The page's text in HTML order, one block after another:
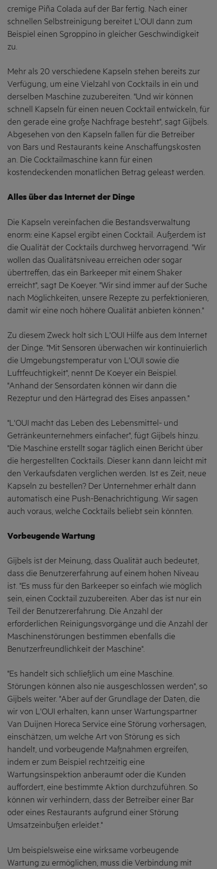
cremige Piña Colada auf der Bar fertig. Nach einer
schnellen Selbstreinigung bereitet L'OUI dann zum
Beispiel einen Sgroppino in gleicher Geschwindigkeit
zu.
Mehr als 20 verschiedene Kapseln stehen bereits zur
Verfügung, um eine Vielzahl von Cocktails in ein und
derselben Maschine zuzubereiten. "Und wir können
schnell Kapseln für einen neuen Cocktail entwickeln, für
den gerade eine große Nachfrage besteht", sagt Gijbels.
Abgesehen von den Kapseln fallen für die Betreiber
von Bars und Restaurants keine Anschaffungskosten
an. Die Cocktailmaschine kann für einen
kostendeckenden monatlichen Betrag geleast werden.
Alles über das Internet der Dinge
Die Kapseln vereinfachen die Bestandsverwaltung
enorm: eine Kapsel ergibt einen Cocktail. Außerdem ist
die Qualität der Cocktails durchweg hervorragend. "Wir
wollen das Qualitätsniveau erreichen oder sogar
übertreffen, das ein Barkeeper mit einem Shaker
erreicht", sagt De Koeyer. "Wir sind immer auf der Suche
nach Möglichkeiten, unsere Rezepte zu perfektionieren,
damit wir eine noch höhere Qualität anbieten können."
Zu diesem Zweck holt sich L'OUI Hilfe aus dem Internet
der Dinge. "Mit Sensoren überwachen wir kontinuierlich
die Umgebungstemperatur von L'OUI sowie die
Luftfeuchtigkeit", nennt De Koeyer ein Beispiel.
"Anhand der Sensordaten können wir dann die
Rezeptur und den Härtegrad des Eises anpassen."
"L'OUI macht das Leben des Lebensmittel- und
Getränkeunternehmers einfacher", fügt Gijbels hinzu.
"Die Maschine erstellt sogar täglich einen Bericht über
die hergestellten Cocktails. Dieser kann dann leicht mit
den Verkaufsdaten verglichen werden. Ist es Zeit, neue
Kapseln zu bestellen? Der Unternehmer erhält dann
automatisch eine Push-Benachrichtigung. Wir sagen
auch voraus, welche Cocktails beliebt sein könnten.
Vorbeugende Wartung
Gijbels ist der Meinung, dass Qualität auch bedeutet,
dass die Benutzererfahrung auf einem hohen Niveau
ist. "Es muss für den Barkeeper so einfach wie möglich
sein, einen Cocktail zuzubereiten. Aber das ist nur ein
Teil der Benutzererfahrung. Die Anzahl der
erforderlichen Reinigungsvorgänge und die Anzahl der
Maschinenstörungen bestimmen ebenfalls die
Benutzerfreundlichkeit der Maschine".
"Es handelt sich schließlich um eine Maschine.
Störungen können also nie ausgeschlossen werden", so
Gijbels weiter. "Aber auf der Grundlage der Daten, die
wir von L'OUI erhalten, kann unser Wartungspartner
Van Duijnen Horeca Service eine Störung vorhersagen,
einschätzen, um welche Art von Störung es sich
handelt, und vorbeugende Maßnahmen ergreifen,
indem er zum Beispiel rechtzeitig eine
Wartungsinspektion anberaumt oder die Kunden
auffordert, eine bestimmte Aktion durchzuführen. So
können wir verhindern, dass der Betreiber einer Bar
oder eines Restaurants aufgrund einer Störung
Umsatzeinbußen erleidet."
Um beispielsweise eine wirksame vorbeugende
Wartung zu ermöglichen, muss die Verbindung mit